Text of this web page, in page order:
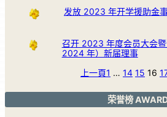
发放 2023 年开学援助金
召开 2023 年度会员大会
2024 年）新届理事
上一頁1 … 14 15 16
荣誉榜